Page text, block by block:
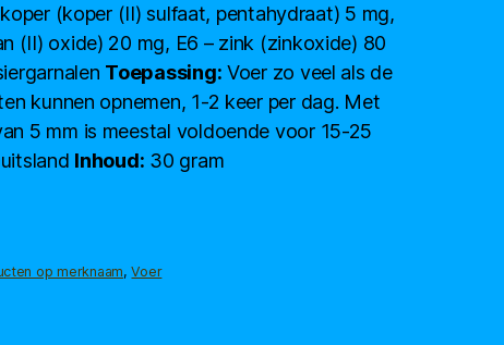
(koper (II) sulfaat, pentahydraat) 5 mg,
(II) oxide) 20 mg, E6 – zink (zinkoxide) 80
Toepassing: Voer zo veel als de
kunnen opnemen, 1-2 keer per dag. Met
5 mm is meestal voldoende voor 15-25
Inhoud: 30 gram
op merknaam,Voer